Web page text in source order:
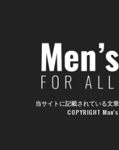
当サイトに記載されている文
COPYRIGHT Man's